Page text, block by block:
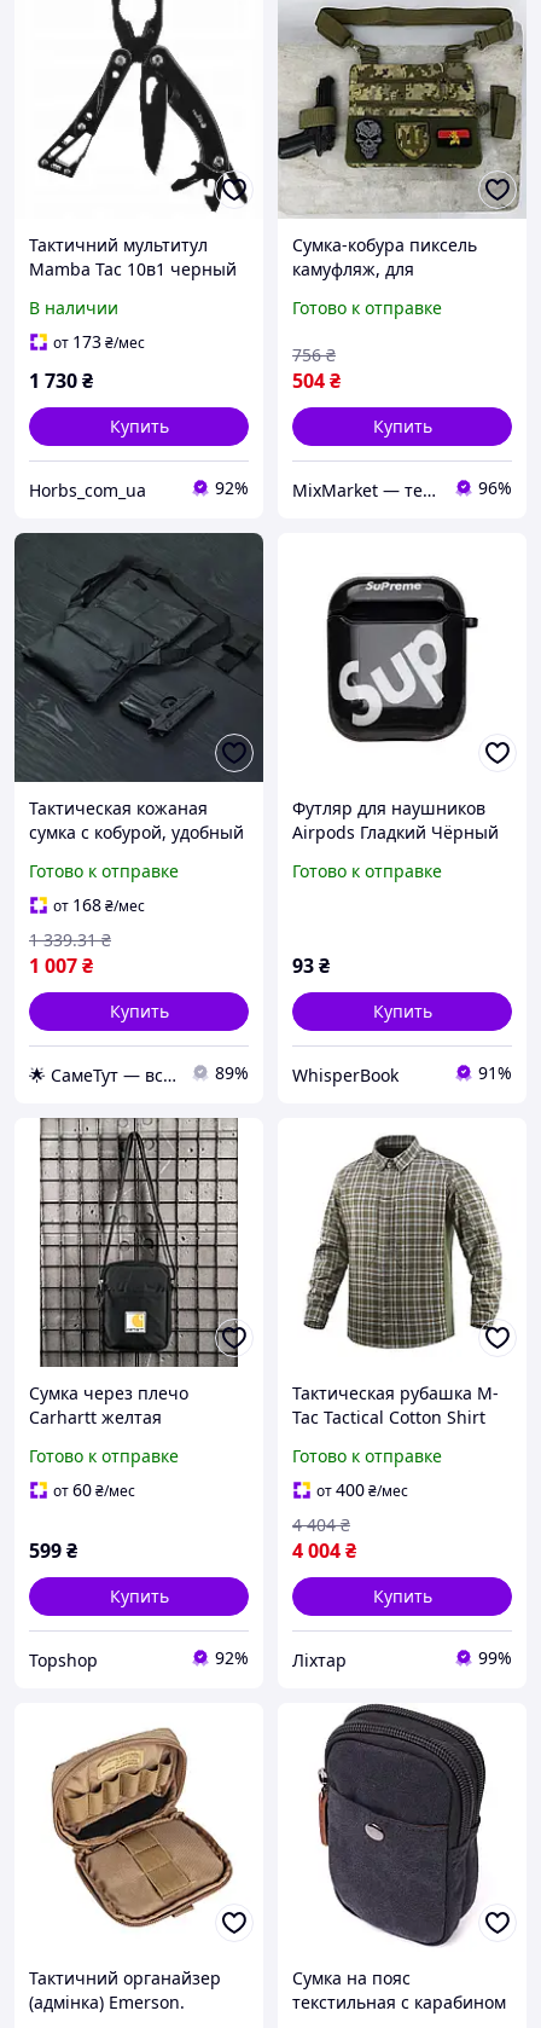
Тактичний мультитул
Mamba Tac 10в1 черный
для ежедневного
использования
В наличии
от 173₴/мес
1 730₴
Купить
Horbs_com_ua 92%
Сумка-кобура пиксель
камуфляж, для
повседневного
Готово к отправке
504₴
756 ₴
Купить
MixMarket — территория низких цен!💝🎁 96%
Тактическая кожаная
сумка с кобурой, удобный
повседневного
использования
Готово к отправке
от 168₴/мес
1 007₴
1 339.31 ₴
Купить
🌟 СамеТут — всё, что нужно, в одном месте 🌟 89%
Футляр для наушников
Airpods Гладкий Чёрный
наушников карабин для
Готово к отправке
93₴
Купить
WhisperBook 91%
Сумка через плечо
Carhartt желтая
сумка для повседневного
использования и
Готово к отправке
от60₴/мес
599₴
Купить
Topshop 92%
Тактическая рубашка M-
Tac Tactical Cotton Shirt
карманами для
повседневного
использования 2XL/R
[2057-liht]
Готово к отправке
от400₴/мес
4 004₴
4 404 ₴
Купить
Ліхтар 99%
Тактичний органайзер
(адмінка) Emerson.
Сумка на пояс
текстильная с карабином